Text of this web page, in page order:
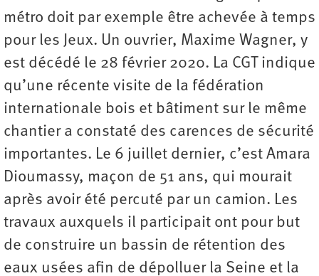
métro doit par exemple être achevée à temps
pour les Jeux. Un ouvrier, Maxime Wagner, y
est décédé le 28 février 2020. La CGT indique
qu’une récente visite de la fédération
internationale bois et bâtiment sur le même
chantier a constaté des carences de sécurité
importantes. Le 6 juillet dernier, c’est Amara
Dioumassy, maçon de 51 ans, qui mourait
après avoir été percuté par un camion. Les
travaux auxquels il participait ont pour but
de construire un bassin de rétention des
eaux usées afin de dépolluer la Seine et la